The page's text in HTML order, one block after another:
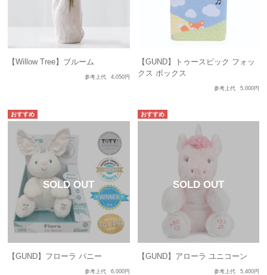
【Willow Tree】ブルーム
参考上代 4,050円
【GUND】トゥースピック フォッ
クス ボックス
参考上代 5,000円
【GUND】フローラ バニー
参考上代 6,000円
【GUND】アローラ ユニコーン
参考上代 5,400円